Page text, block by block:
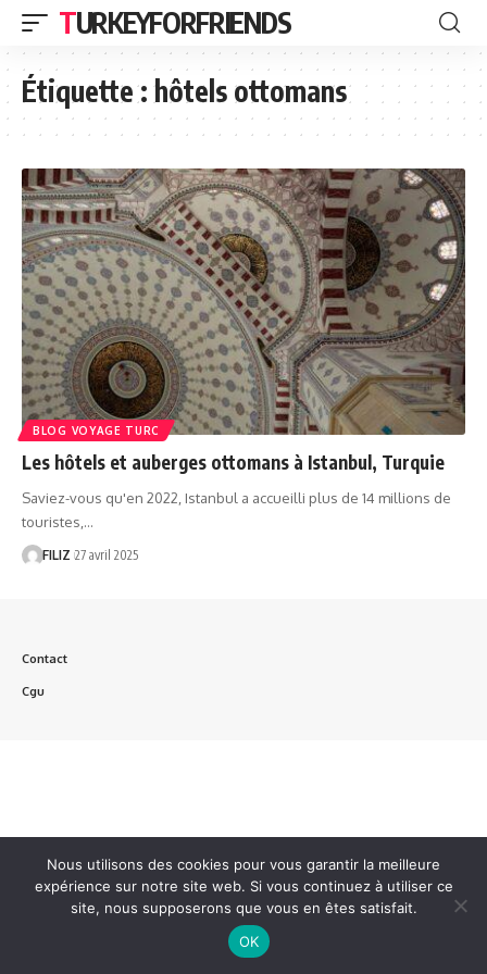
TURKEYFORFRIENDS
Étiquette :hôtels ottomans
BLOG VOYAGE TURC
Les hôtels et auberges ottomans à Istanbul, Turquie
Saviez-vous qu'en 2022, Istanbul a accueilli plus de 14 millions de
touristes,…
FILIZ 27 avril 2025
Contact
Cgu
Nous utilisons des cookies pour vous garantir la meilleure
expérience sur notre site web. Si vous continuez à utiliser ce
site, nous supposerons que vous en êtes satisfait.
OK